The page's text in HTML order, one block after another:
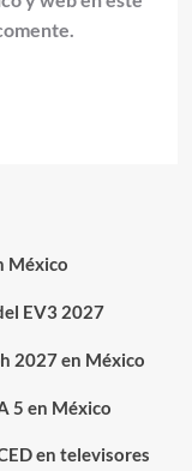
México
EV3 2027
2027 en México
5 en México
en televisores